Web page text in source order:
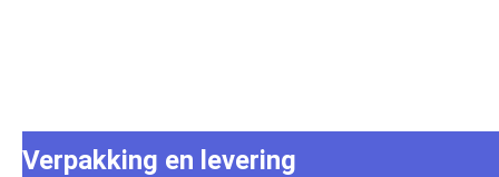
Verpakking en levering